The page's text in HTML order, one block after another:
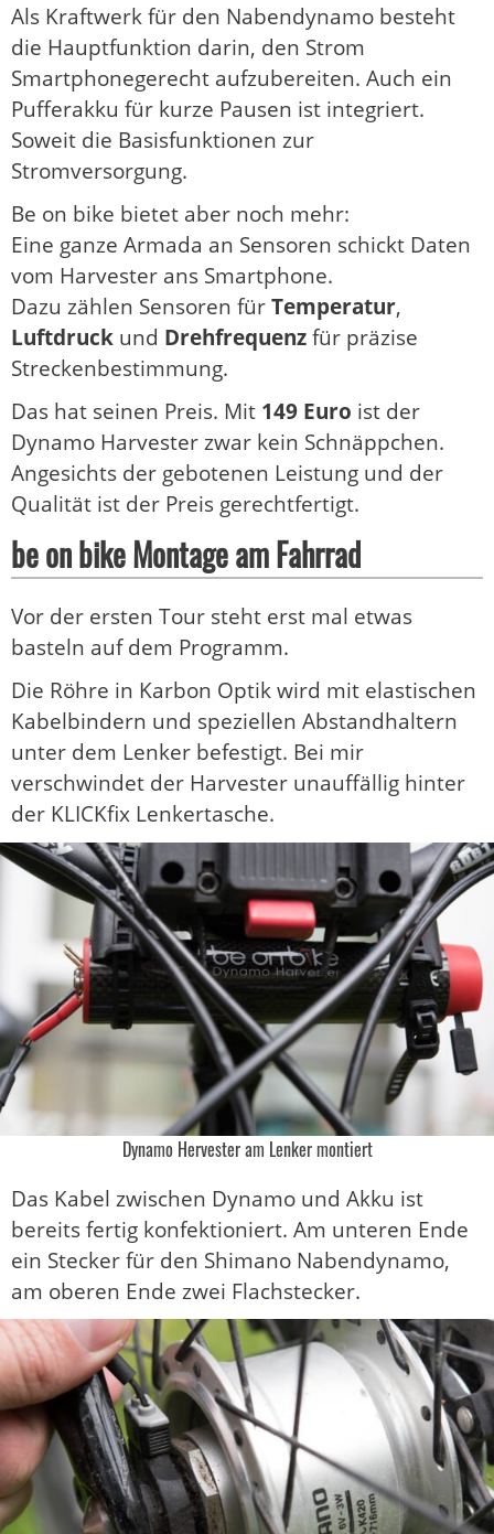
Als Kraftwerk für den Nabendynamo besteht
die Hauptfunktion darin, den Strom
Smartphonegerecht aufzubereiten. Auch ein
Pufferakku für kurze Pausen ist integriert.
Soweit die Basisfunktionen zur
Stromversorgung.
Be on bike bietet aber noch mehr:
Eine ganze Armada an Sensoren schickt Daten
vom Harvester ans Smartphone.
Dazu zählen Sensoren fürTemperatur,
Luftdruck und Drehfrequenzfür präzise
Streckenbestimmung.
Das hat seinen Preis. Mit 149 Euro ist der
Dynamo Harvester zwar kein Schnäppchen.
Angesichts der gebotenen Leistung und der
Qualität ist der Preis gerechtfertigt.
be on bike Montage am Fahrrad
Vor der ersten Tour steht erst mal etwas
basteln auf dem Programm.
Die Röhre in Karbon Optik wird mit elastischen
Kabelbindern und speziellen Abstandhaltern
unter dem Lenker befestigt. Bei mir
verschwindet der Harvester unauffällig hinter
der KLICKfix Lenkertasche.
Dynamo Hervester am Lenker montiert
Das Kabel zwischen Dynamo und Akku ist
bereits fertig konfektioniert. Am unteren Ende
ein Stecker für den Shimano Nabendynamo,
am oberen Ende zwei Flachstecker.